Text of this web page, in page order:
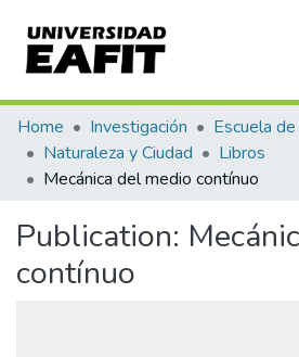
Communities & Collections
All of DSpace
Home Investigación
Naturaleza y Ciudad
Libros
Mecánica del medio contínuo
Publication:
contínuo